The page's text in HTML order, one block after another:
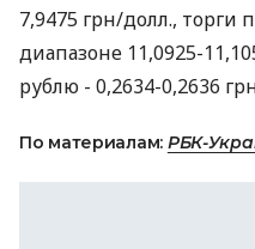
7,9475 грн/долл., торги
диапазоне 11,0925-
рублю - 0,2634-0,2636
По материалам: РБК-